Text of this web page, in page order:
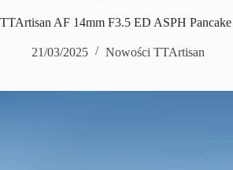
TTArtisan AF 14mm F3.5 ED ASPH
21/03/2025 Nowości TTArtisan